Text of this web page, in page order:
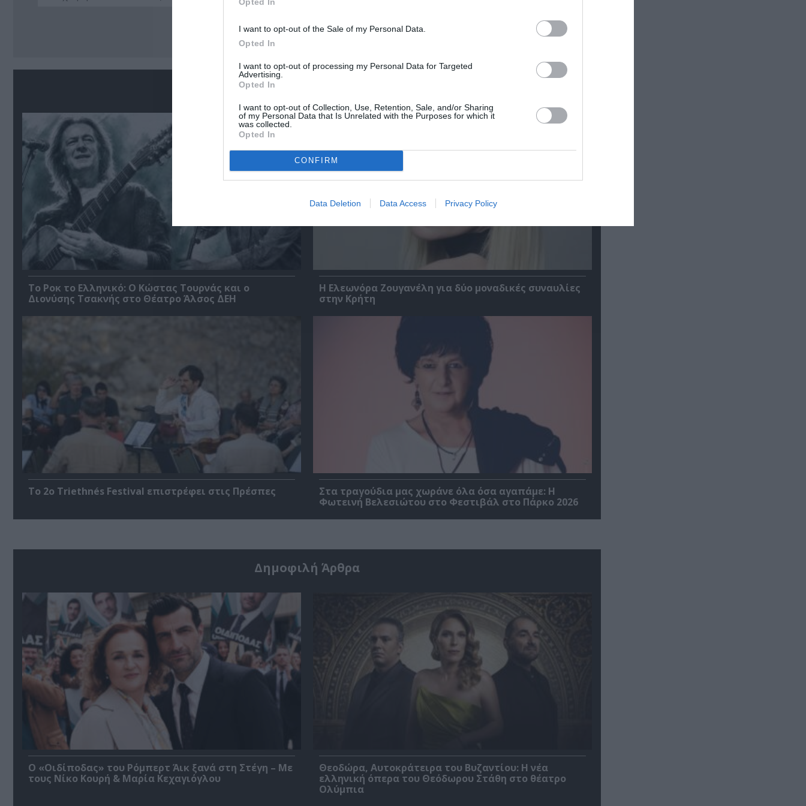
I want to opt-out of the Sale of my Personal Data.
Opted In
I want to opt-out of processing my Personal Data for Targeted
Advertising.
Opted In
I want to opt-out of Collection, Use, Retention, Sale, and/or Sharing
of my Personal Data that Is Unrelated with the Purposes for which it
was collected.
Opted In
CONFIRM
Data Deletion Data Access Privacy Policy
Σχετικά Άρθρα
Το Ροκ το Ελληνικό: Ο Κώστας Τουρνάς και ο
Διονύσης Τσακνής στο Θέατρο Άλσος ΔΕΗ
Η Ελεωνόρα Ζουγανέλη για δύο μοναδικές συναυλίες
στην Κρήτη
Το 2ο Triethnés Festival επιστρέφει στις Πρέσπες
Στα τραγούδια μας χωράνε όλα όσα αγαπάμε: Η
Φωτεινή Βελεσιώτου στο Φεστιβάλ στο Πάρκο 2026
Δημοφιλή Άρθρα
O «Οιδίποδας» του Ρόμπερτ Άικ ξανά στη Στέγη – Με
τους Νίκο Κουρή & Μαρία Κεχαγιόγλου
Θεοδώρα, Αυτοκράτειρα του Βυζαντίου: Η νέα
ελληνική όπερα του Θεόδωρου Στάθη στο θέατρο
Ολύμπια